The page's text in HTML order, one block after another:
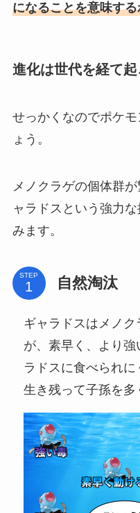
になることを意味す
進化は世代を経て
せっかくなのでポケ
ょう。
メノクラゲの個体群
ャラドスという強力
みます。
STEP 自然淘汰
ギャラドスはメノ
が、素早く、より
ラドスに食べられ
生き残って子孫を多